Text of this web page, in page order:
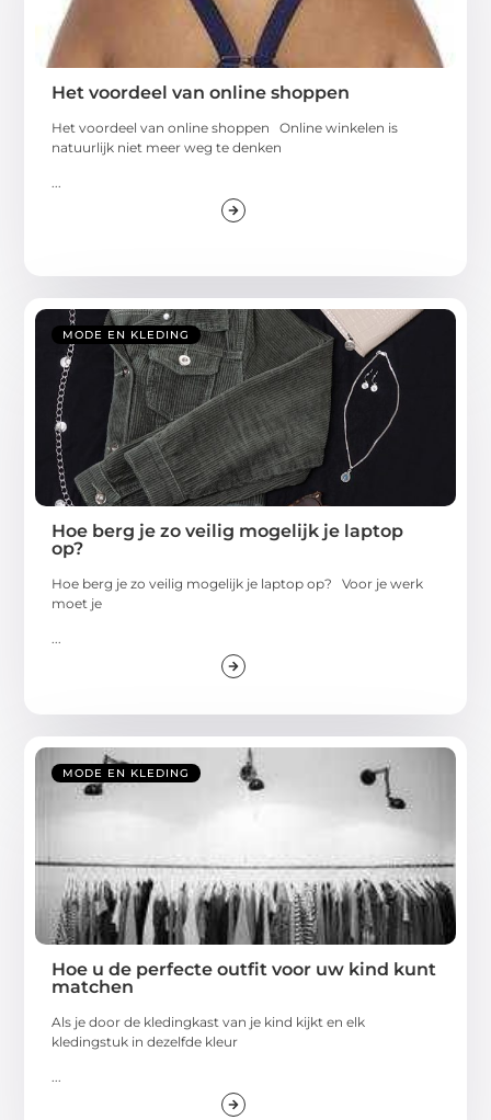
Het voordeel van online shoppen
Het voordeel van online shoppen Online winkelen is
natuurlijk niet meer weg te denken
...
MODE EN KLEDING
Hoe berg je zo veilig mogelijk je laptop
op?
Hoe berg je zo veilig mogelijk je laptop op? Voor je werk
moet je
...
MODE EN KLEDING
Hoe u de perfecte outfit voor uw kind kunt
matchen
Als je door de kledingkast van je kind kijkt en elk
kledingstuk in dezelfde kleur
...